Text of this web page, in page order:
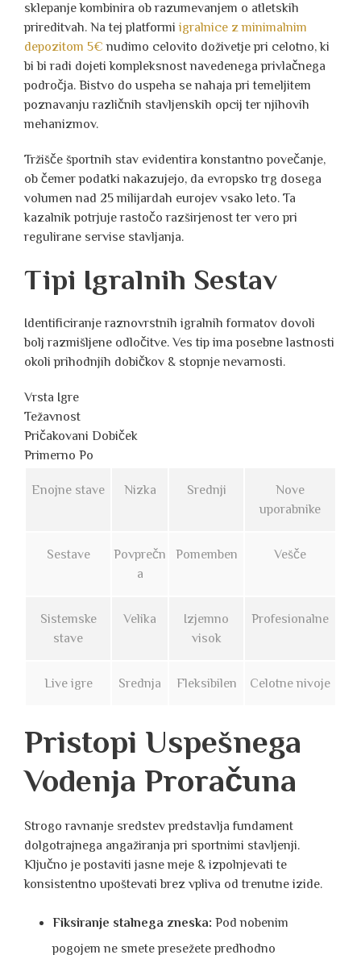
sklepanje kombinira ob razumevanjem o atletskih
prireditvah. Na tej platformiigralnice z minimalnim
depozitom 5€ nudimo celovito doživetje pri celotno, ki
bi bi radi dojeti kompleksnost navedenega privlačnega
področja. Bistvo do uspeha se nahaja pri temeljitem
poznavanju različnih stavljenskih opcij ter njihovih
mehanizmov.
Tržišče športnih stav evidentira konstantno povečanje,
ob čemer podatki nakazujejo, da evropsko trg dosega
volumen nad 25 milijardah eurojev vsako leto. Ta
kazalnik potrjuje rastočo razširjenost ter vero pri
regulirane servise stavljanja.
Tipi Igralnih Sestav
Identificiranje raznovrstnih igralnih formatov dovoli
bolj razmišljene odločitve. Ves tip ima posebne lastnosti
okoli prihodnjih dobičkov & stopnje nevarnosti.
Vrsta Igre
Težavnost
Pričakovani Dobiček
Primerno Po
Enojne stave Nizka Srednji
Nove
uporabnike
Sestave
Povprečn
a
Pomemben Vešče
Sistemske
stave
Velika
Izjemno
visok
Profesionalne
Live igre Srednja Fleksibilen Celotne nivoje
Pristopi Uspešnega
Vodenja Proračuna
Strogo ravnanje sredstev predstavlja fundament
dolgotrajnega angažiranja pri sportnimi stavljenji.
Ključno je postaviti jasne meje & izpolnjevati te
konsistentno upoštevati brez vpliva od trenutne izide.
Fiksiranje stalnega zneska: Pod nobenim
pogojem ne smete presežete predhodno